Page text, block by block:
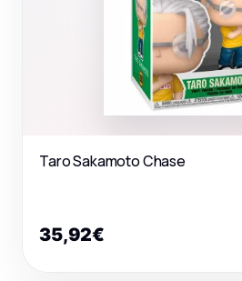
Taro Sakamoto Chase
35,92€